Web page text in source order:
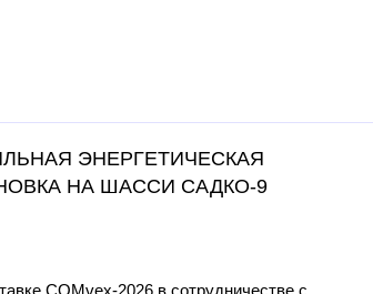
ЭНЕРГЕТИЧЕСКАЯ
НА ШАССИ САДКО-9